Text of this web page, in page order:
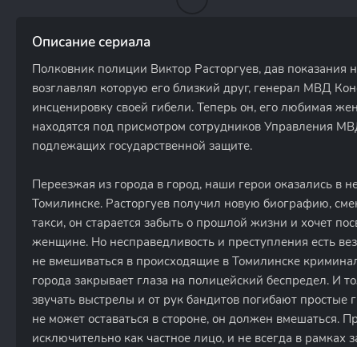
Описание сериала
Полковник полиции Виктор Расторгуев, дав показания
возглавлял которую его близкий друг, генерал МВД
инсценировку своей гибели. Теперь он, его любимая
находятся под присмотром сотрудников Управления
подлежащих государственной защите.
Переезжая из города в город, наши герои оказались в
Томилинске. Расторгуев получил новую биографию,
такси, он старается забыть о прошлой жизни и хочет
женщине. Но несправедливость и преступления есть
не вмешиваться в происходящие в Томилинске
города закрывает глаза на полицейский беспредел. И
звучать выстрелы и от рук бандитов погибают простые
не может оставаться в стороне, он должен вмешаться.
исключительно как частное лицо, и не всегда в рамках